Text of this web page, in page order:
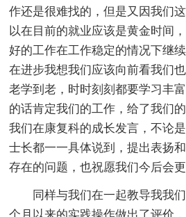
作还是很难找的，但是又因我们
以在目前的就业应该是黄金时间
好的工作在工作稳定的情况下继
在进步我想我们应该向前看我们
老学到老，时时刻刻都要学习丰
的话肯定我们的工作，给了我们
我们在康复科的成长发言，不论
士长都一一具体说到，提出表扬
存在的问题，也祝愿我们今后会更
同样与我们在一起教导我我